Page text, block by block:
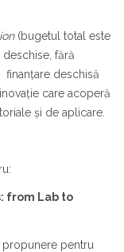
(bugetul total este
fără
deschisă
care acoperă
și de aplicare.
from Lab to
propunere pentru